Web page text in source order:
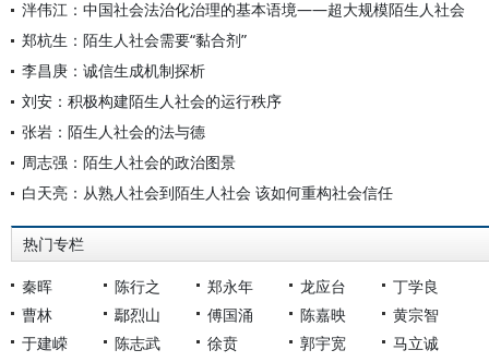
泮伟江：中国社会法治化治理的基本语境——超大规模陌生人社会
郑杭生：陌生人社会需要“黏合剂”
李昌庚：诚信生成机制探析
刘安：积极构建陌生人社会的运行秩序
张岩：陌生人社会的法与德
周志强：陌生人社会的政治图景
白天亮：从熟人社会到陌生人社会 该如何重构社会信任
热门专栏
秦晖 陈行之 郑永年 龙应台
丁学良
曹林
鄢烈山 傅国涌 陈嘉映
黄宗智
于建嵘
陈志武 徐贲 郭宇宽
马立诚